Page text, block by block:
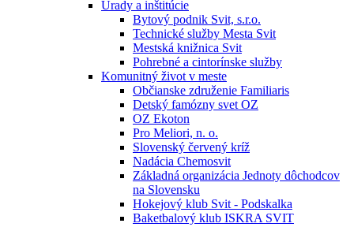
Úrady a inštitúcie
Bytový podnik Svit, s.r.o.
Technické služby Mesta Svit
Mestská knižnica Svit
Pohrebné a cintorínske služby
Komunitný život v meste
Občianske združenie Familiaris
Detský famózny svet OZ
OZ Ekoton
Pro Meliori, n. o.
Slovenský červený kríž
Nadácia Chemosvit
Základná organizácia Jednoty dôchodcov
na Slovensku
Hokejový klub Svit - Podskalka
Baketbalový klub ISKRA SVIT